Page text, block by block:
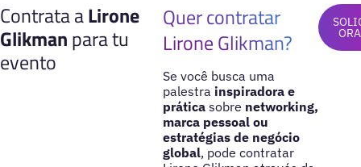
Contrata aLirone
Glikmanpara tu
evento
Quer contratar
Lirone Glikman?
Se você busca uma
palestra inspiradora e
práticasobre networking,
marca pessoal ou
estratégias de negócio
global, pode contratar